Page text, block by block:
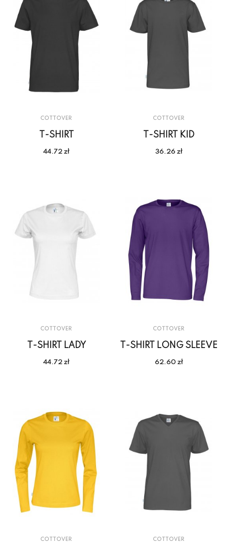
COTTOVER
T-SHIRT
44.72 zł
COTTOVER
T-SHIRT KID
36.26 zł
COTTOVER
T-SHIRT LADY
44.72 zł
COTTOVER
T-SHIRT LONG SLEEVE
62.60 zł
COTTOVER COTTOVER